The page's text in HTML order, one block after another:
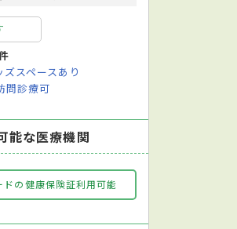
ズスペースあり
問診療可
能な医療機関
ドの健康保険証利用可能